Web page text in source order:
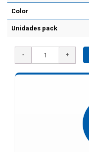
Color
Unidades pack